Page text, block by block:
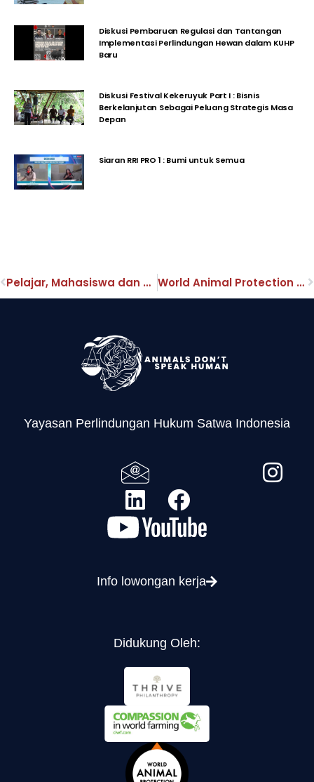
Diskusi Pembaruan Regulasi dan Tantangan
Implementasi Perlindungan Hewan dalam KUHP
Baru
Diskusi Festival Kekeruyuk Part I : Bisnis
Berkelanjutan Sebagai Peluang Strategis Masa
Depan
Siaran RRI PRO 1 : Bumi untuk Semua
Pelajar, Mahasiswa dan Komunitas Pecinta Satwa Tolak RUU Omnibus Law World Animal Protection Keluarkan Riset Prinsip Kesejahteraan Ayam Ternak
Yayasan Perlindungan Hukum Satwa Indonesia
Info lowongan kerja
Didukung Oleh: